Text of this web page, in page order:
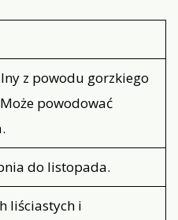
z powodu gorzkiego
powodować
do listopada.
liściastych i